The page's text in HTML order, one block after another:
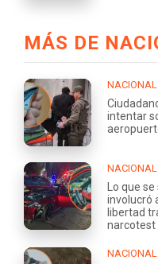
MÁS DE
NACIONAL
intentar
NACIONAL
Lo que
involucró
libertad
narcotest
NACIONAL